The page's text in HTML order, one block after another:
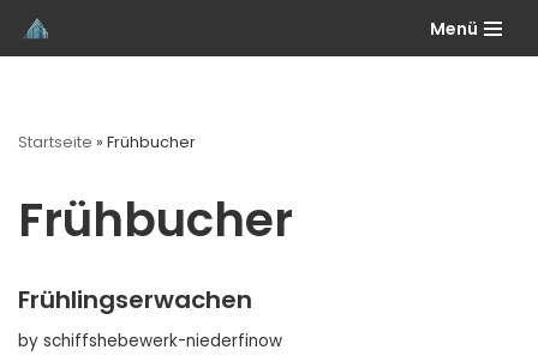
Skip
Menü
Startseite » Frühbucher
Frühbucher
Frühlingserwachen
by schiffshebewerk-niederfinow